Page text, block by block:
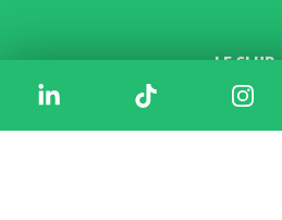
LE CLUB
LES ÉQUIPES
PROJET